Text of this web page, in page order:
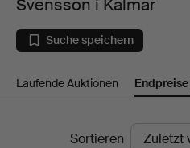
Auktionsfirma
Kenneth
Svensson i Kalmar
Suche speichern
Laufende Auktionen Endpreise
EndpreiseSortieren